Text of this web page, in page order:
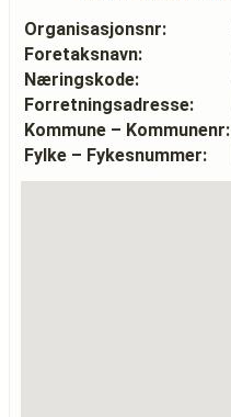
Organisasjonsnr:
Foretaksnavn:
Næringskode:
Forretningsadresse:
Kommune – Kommunenr:
Fylke – Fykesnummer: